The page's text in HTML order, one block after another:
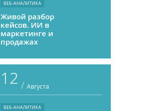
ВЕБ-АНАЛИТИКА
Живой разбор
кейсов. ИИ в
маркетинге и
продажах
12 / Августа
ВЕБ-АНАЛИТИКА